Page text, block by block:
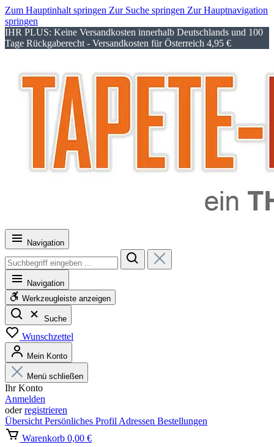
Zum Hauptinhalt springen Zur Suche springen Zur Hauptnavigation
springen
IHR PLUS: Keine Versandkosten innerhalb Deutschlands und 100
Tage Rückgaberecht - Versandkosten für Österreich 4,95 €
Navigation
Navigation
Werkzeugleiste anzeigen
Suche
Wunschzettel
Mein Konto
Menü schließen
Ihr Konto
Anmelden
oderregistrieren
Übersicht Persönliches Profil Adressen Bestellungen
Warenkorb 0,00 €